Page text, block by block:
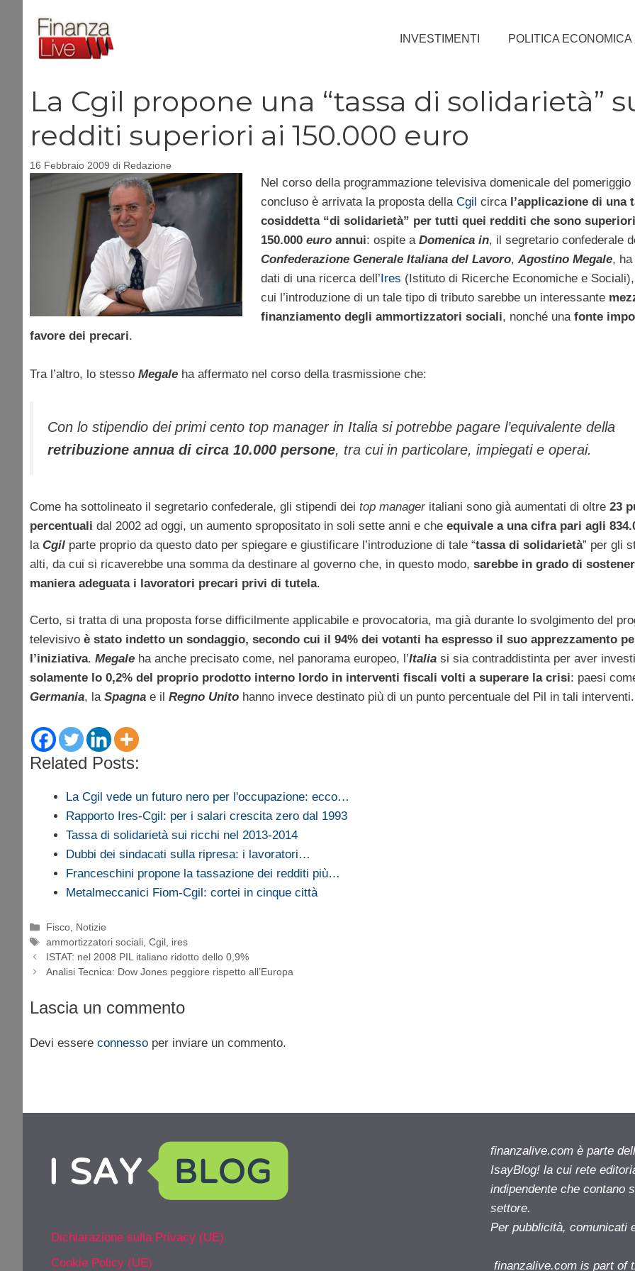
contenuto
INVESTIMENTI POLITICA ECONOMICA
La Cgil propone una “tassa di solidarietà”
redditi superiori ai 150.000 euro
16 Febbraio 2009 di Redazione
Nel corso della programmazione televisiva domenicale del pomeriggio
concluso è arrivata la proposta della Cgil circa l’applicazione di una
cosiddetta “di solidarietà” per tutti quei redditi che sono
150.000 euroannui: ospite a Domenica in, il segretario confederale
Confederazione Generale Italiana del Lavoro, Agostino Megale, ha
dati di una ricerca dell’Ires (Istituto di Ricerche Economiche e
cui l’introduzione di un tale tipo di tributo sarebbe un interessante
finanziamento degli ammortizzatori sociali, nonché una fonte
favore dei precari.
Tra l’altro, lo stesso Megale ha affermato nel corso della trasmissione che:
Con lo stipendio dei primi cento top managerin Italia si potrebbe pagare l’equivalente della
retribuzione annua di circa 10.000 persone, tra cui in particolare, impiegati e operai.
Come ha sottolineato il segretario confederale, gli stipendi dei top manageritaliani sono già aumentati di oltre 23
percentuali dal 2002 ad oggi, un aumento spropositato in soli sette anni e che equivale a una cifra pari agli
la Cgil parte proprio da questo dato per spiegare e giustificare l’introduzione di tale “tassa di solidarietà” per gli
alti, da cui si ricaverebbe una somma da destinare al governo che, in questo modo, sarebbe in grado di
maniera adeguata i lavoratori precari privi di tutela.
Certo, si tratta di una proposta forse difficilmente applicabile e provocatoria, ma già durante lo svolgimento del
televisivo è stato indetto un sondaggio, secondo cui il 94% dei votanti ha espresso il suo apprezzamento
l’iniziativa. Megale ha anche precisato come, nel panorama europeo, l’Italia si sia contraddistinta per aver
solamente lo 0,2% del proprio prodotto interno lordo in interventi fiscali volti a superare la crisi: paesi
Germania, la Spagna e il Regno Unito hanno invece destinato più di un punto percentuale del Pil in tali interventi.
Related Posts:
La Cgil vede un futuro nero per l'occupazione: ecco…
Rapporto Ires-Cgil: per i salari crescita zero dal 1993
Tassa di solidarietà sui ricchi nel 2013-2014
Dubbi dei sindacati sulla ripresa: i lavoratori…
Franceschini propone la tassazione dei redditi più…
Metalmeccanici Fiom-Cgil: cortei in cinque città
Categorie
Fisco, Notizie
Tag
ammortizzatori sociali,Cgil, ires
ISTAT: nel 2008 PIL italiano ridotto dello 0,9%
Analisi Tecnica: Dow Jones peggiore rispetto all’Europa
Lascia un commento
Devi essere connesso per inviare un commento.
Dichiarazione sulla Privacy (UE)
Cookie Policy (UE)
finanzalive.com è parte
IsayBlog! la cui rete
indipendente che contano
settore.
Per pubblicità, comunicati
finanzalive.com is part of